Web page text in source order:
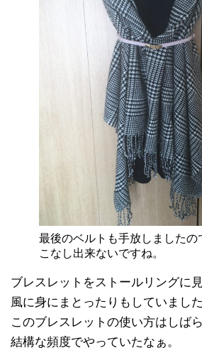
最後のベルトも手放しましたの
こなし出来ないですね。
ブレスレットをストールリングに
風に身にまとったりもしていました
このブレスレットの使い方はしば
結構な頻度でやっていたなぁ。